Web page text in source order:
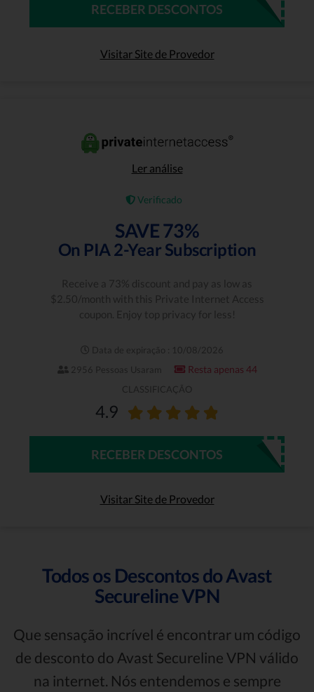
RECEBER DESCONTOS
Visitar Site de Provedor
Ler análise
Verificado
SAVE 73%
On PIA 2-Year Subscription
Receive a 73% discount and pay as low as
$2.50/month with this Private Internet Access
coupon. Enjoy top privacy for less!
Data de expiração : 10/08/2026
2956 Pessoas Usaram
Resta apenas 44
CLASSIFICAÇÃO
4.9
RECEBER DESCONTOS
Visitar Site de Provedor
Todos os Descontos do Avast
Secureline VPN
Que sensação incrível é encontrar um código
de desconto do Avast Secureline VPN válido
na internet. Nós entendemos e sempre